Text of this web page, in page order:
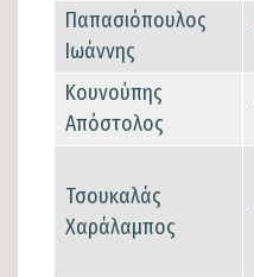
Παπασιόπουλος
Ιωάννης
Κουνούπης
Απόστολος
Τσουκαλάς
Χαράλαμπος